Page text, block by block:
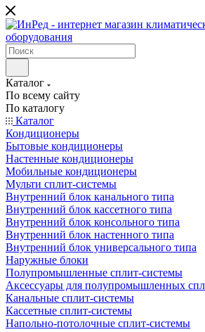
Каталог
По всему сайту
По каталогу
Каталог
Кондиционеры
Бытовые кондиционеры
Настенные кондиционеры
Мобильные кондиционеры
Мульти сплит-системы
Внутренний блок канального типа
Внутренний блок кассетного типа
Внутренний блок консольного типа
Внутренний блок настенного типа
Внутренний блок универсального типа
Наружные блоки
Полупромышленные сплит-системы
Аксессуары для полупромышленных
Канальные сплит-системы
Кассетные сплит-системы
Напольно-потолочные сплит-системы